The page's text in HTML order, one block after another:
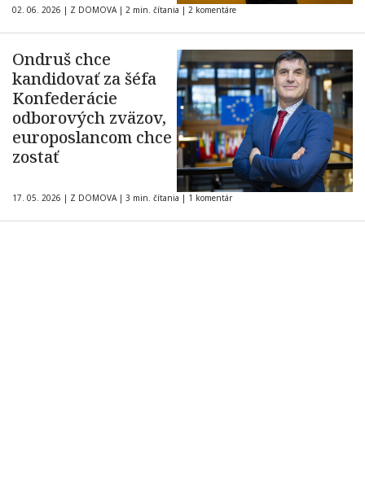
02. 06. 2026 | Z DOMOVA | 2 min. čítania | 2 komentáre
Ondruš chce
kandidovať za šéfa
Konfederácie
odborových zväzov,
europoslancom chce
zostať
17. 05. 2026 | Z DOMOVA | 3 min. čítania | 1 komentár